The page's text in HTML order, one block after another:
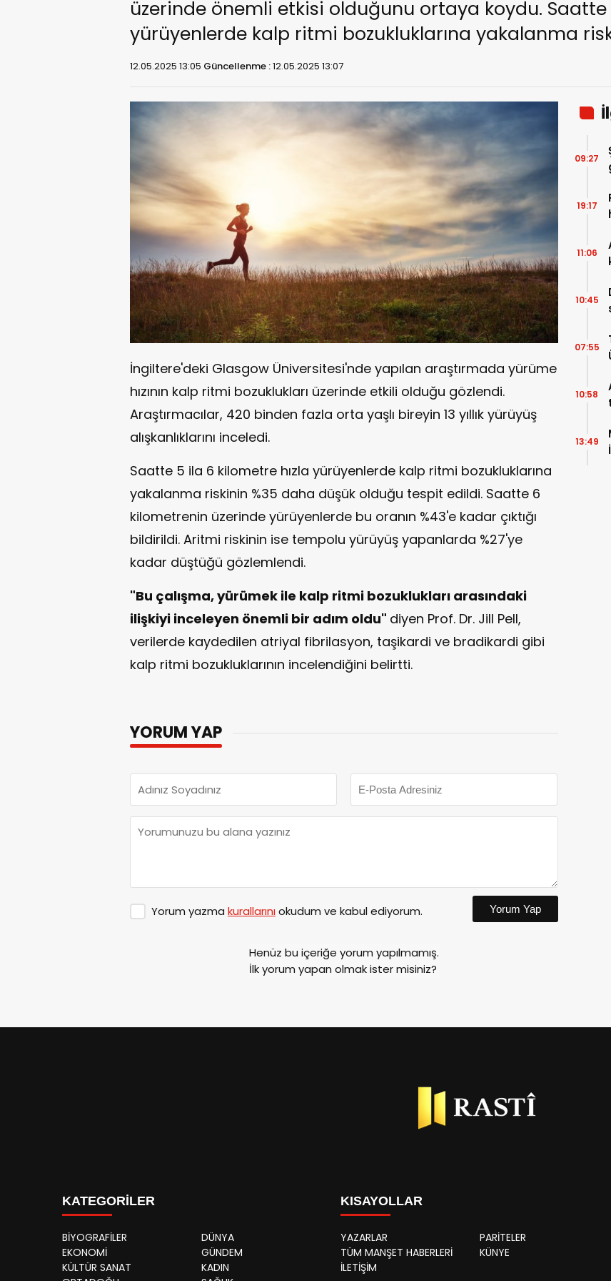
üzerinde önemli etkisi olduğunu ortaya koydu.
yürüyenlerde kalp ritmi bozukluklarına yakalanma
12.05.2025 13:05 Güncellenme :12.05.2025 13:07
İngiltere'deki Glasgow Üniversitesi'nde yapılan araştırmada yürüme
hızının kalp ritmi bozuklukları üzerinde etkili olduğu gözlendi.
Araştırmacılar, 420 binden fazla orta yaşlı bireyin 13 yıllık yürüyüş
alışkanlıklarını inceledi.
Saatte 5 ila 6 kilometre hızla yürüyenlerde kalp ritmi bozukluklarına
yakalanma riskinin %35 daha düşük olduğu tespit edildi. Saatte 6
kilometrenin üzerinde yürüyenlerde bu oranın %43'e kadar çıktığı
bildirildi. Aritmi riskinin ise tempolu yürüyüş yapanlarda %27'ye
kadar düştüğü gözlemlendi.
"Bu çalışma, yürümek ile kalp ritmi bozuklukları arasındaki
ilişkiyi inceleyen önemli bir adım oldu" diyen Prof. Dr. Jill Pell,
verilerde kaydedilen atriyal fibrilasyon, taşikardi ve bradikardi gibi
kalp ritmi bozukluklarının incelendiğini belirtti.
YORUM YAP
Yorum yazma kurallarınıokudum ve kabul ediyorum. Yorum Yap
Henüz bu içeriğe yorum yapılmamış.
İlk yorum yapan olmak ister misiniz?
09:27
19:17
11:06
10:45
07:55
10:58
13:49
KATEGORİLER
BİYOGRAFİLER
DÜNYA
EKONOMİ
GÜNDEM
KÜLTÜR SANAT
KADIN
KISAYOLLAR
YAZARLAR
PARİTELER
TÜM MANŞET HABERLERİ
KÜNYE
İLETİŞİM